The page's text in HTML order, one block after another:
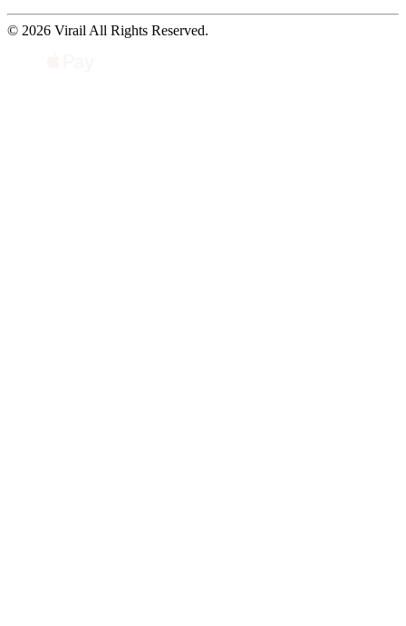
© 2026 Virail All Rights Reserved.